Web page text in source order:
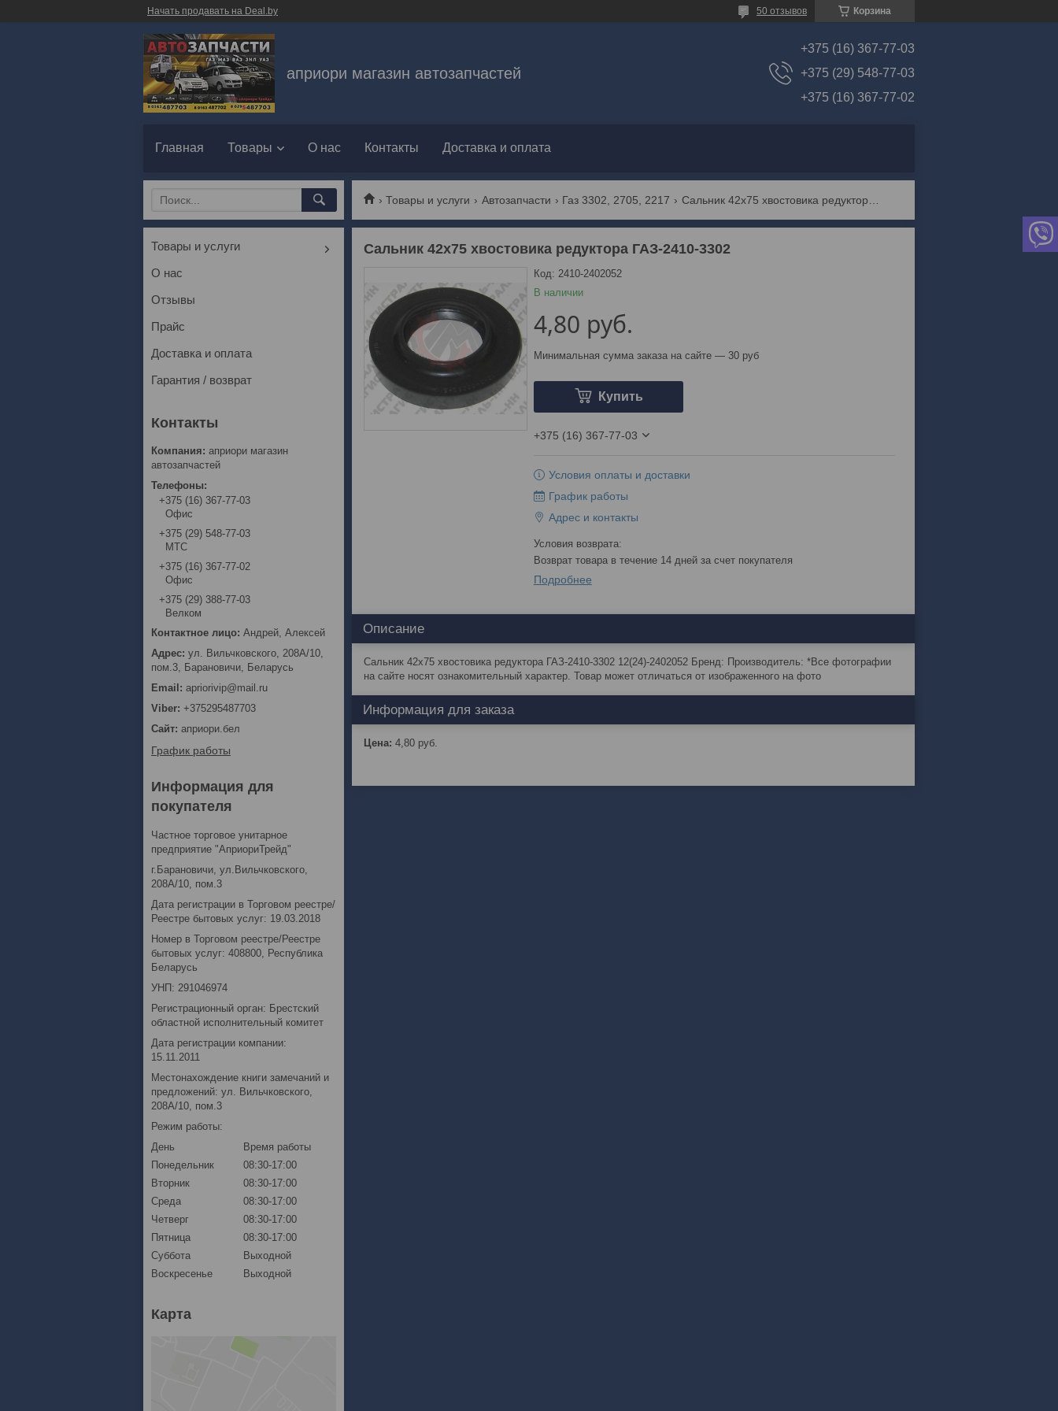
Начать продавать на Deal.by Корзина
50 отзывов
априори магазин автозапчастей
+375 (16) 367-77-03
+375 (29) 548-77-03
+375 (16) 367-77-02
Главная Товары О нас Контакты Доставка и оплата
Товары и услуги Автозапчасти Газ 3302, 2705, 2217
Сальник 42х75 хвостовика редуктора ГАЗ-2410-3302
В наличии
Код: 2410-2402052
4,80 руб.
Минимальная сумма заказа на сайте — 30 руб
Купить
+375 (16) 367-77-03
Условия оплаты и доставки
График работы
Адрес и контакты
возврат товара в течение 14 дней за счет покупателя
Подробнее
Описание
Сальник 42х75 хвостовика редуктора ГАЗ-2410-3302 12(24)-2402052 Бренд: Производитель: *Все фотографии
на сайте носят ознакомительный характер. Товар может отличаться от изображенного на фото
Информация для заказа
Цена: 4,80 руб.
Товары и услуги
О нас
Отзывы
Прайс
Доставка и оплата
Гарантия / возврат
априори магазин
автозапчастей
+375 (16) 367-77-03
Офис
+375 (29) 548-77-03
МТС
+375 (16) 367-77-02
Офис
+375 (29) 388-77-03
Велком
Андрей, Алексей
ул. Вильчковского, 208А/10,
пом.3, Барановичи, Беларусь
apriorivip@mail.ru
+375295487703
априори.бел
График работы
Информация для
покупателя
Частное торговое унитарное
предприятие "АприориТрейд"
г.Барановичи, ул.Вильчковского,
208А/10, пом.3
Дата регистрации в Торговом реестре/
Реестре бытовых услуг: 19.03.2018
Номер в Торговом реестре/Реестре
бытовых услуг: 408800, Республика
Беларусь
УНП: 291046974
Регистрационный орган: Брестский
областной исполнительный комитет
Дата регистрации компании:
15.11.2011
Местонахождение книги замечаний и
предложений: ул. Вильчковского,
208А/10, пом.3
Режим работы:
День
Время работы
Понедельник
08:30-17:00
Вторник
08:30-17:00
Среда
08:30-17:00
Четверг
08:30-17:00
Пятница
08:30-17:00
Суббота
Выходной
Воскресенье
Выходной
Карта